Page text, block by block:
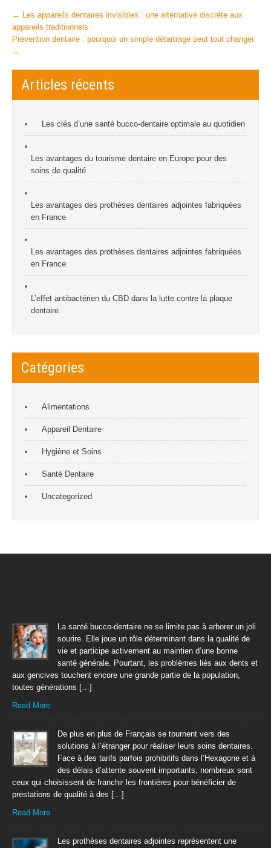
Post
navigation
← Les appareils dentaires invisibles : une alternative discrète aux
appareils traditionnels
Prévention dentaire : pourquoi un simple détartrage peut tout changer
→
Articles récents
Les clés d’une santé bucco-dentaire optimale au quotidien
Les avantages du tourisme dentaire en Europe pour des
soins de qualité
Les avantages des prothèses dentaires adjointes fabriquées
en France
Les avantages des prothèses dentaires adjointes fabriquées
en France
L’effet antibactérien du CBD dans la lutte contre la plaque
dentaire
Catégories
Alimentations
Appareil Dentaire
Hygiène et Soins
Santé Dentaire
Uncategorized
La santé bucco-dentaire ne se limite pas à arborer un joli
sourire. Elle joue un rôle déterminant dans la qualité de
vie et participe activement au maintien d’une bonne
santé générale. Pourtant, les problèmes liés aux dents et
aux gencives touchent encore une grande partie de la population,
toutes générations […]
Read More
De plus en plus de Français se tournent vers des
solutions à l’étranger pour réaliser leurs soins dentaires.
Face à des tarifs parfois prohibitifs dans l’Hexagone et à
des délais d’attente souvent importants, nombreux sont
ceux qui choisissent de franchir les frontières pour bénéficier de
prestations de qualité à des […]
Read More
Les prothèses dentaires adjointes représentent une